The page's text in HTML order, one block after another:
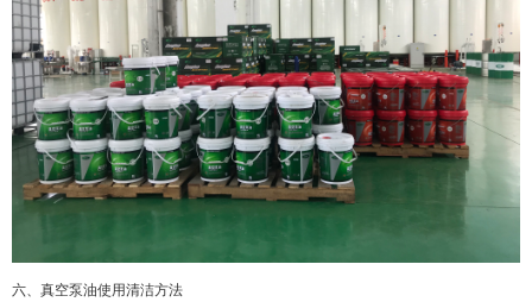
六、真空泵油使用清洁方法